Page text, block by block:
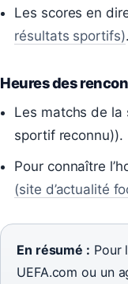
Les scores en
résultats sportifs).
Heures des
Les matchs de la
sportif reconnu)).
Pour connaître
(site d’actualité
En résumé : Pour
UEFA.com ou un